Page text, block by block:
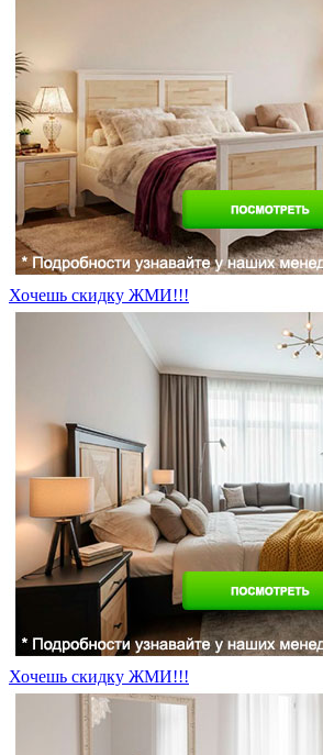
Хочешь скидку ЖМИ!!!
Хочешь скидку ЖМИ!!!